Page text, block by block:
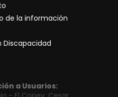
de la información
Discapacidad
a Usuarios: